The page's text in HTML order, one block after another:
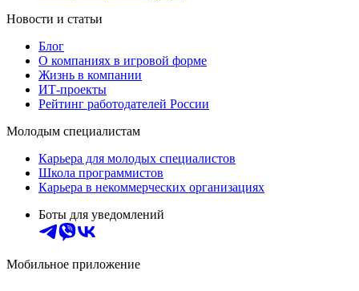
Новости и статьи
Блог
О компаниях в игровой форме
Жизнь в компании
ИТ-проекты
Рейтинг работодателей России
Молодым специалистам
Карьера для молодых специалистов
Школа программистов
Карьера в некоммерческих организациях
Боты для уведомлений
Мобильное приложение